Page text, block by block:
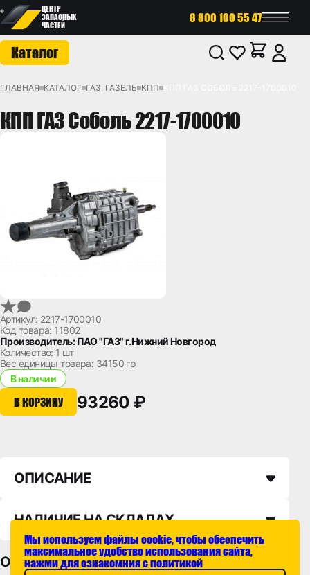
ЦЕНТР
ЗАПАСНЫХ
ЧАСТЕЙ
8 800 100 55 47
Каталог
ГЛАВНАЯ КАТАЛОГ ГАЗ, ГАЗЕЛЬ КПП
КПП ГАЗ Соболь 2217-1700010
Артикул: 2217-1700010
Код товара: 11802
Производитель: ПАО "ГАЗ" г.Нижний Новгород
Количество: 1 шт
Вес единицы товара: 34150 гр
В наличии
В КОРЗИНУ 93260 ₽
ОПИСАНИЕ
НАЛИЧИЕ НА СКЛАДАХ
ОТЗЫВЫ
Мы используем файлы cookie, чтобы обеспечить
максимальное удобство использования сайта,
нажми для ознакомния с политикой